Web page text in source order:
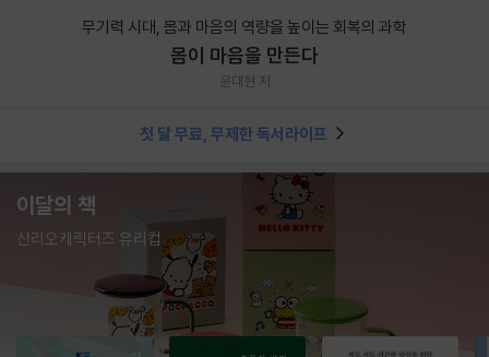
무기력 시대, 몸과 마음의 역량을 높이는 회복의 과학
몸이 마음을 만든다
윤대현 저
첫 달 무료, 무제한 독서라이프
이달의 책
산리오캐릭터즈 유리컵